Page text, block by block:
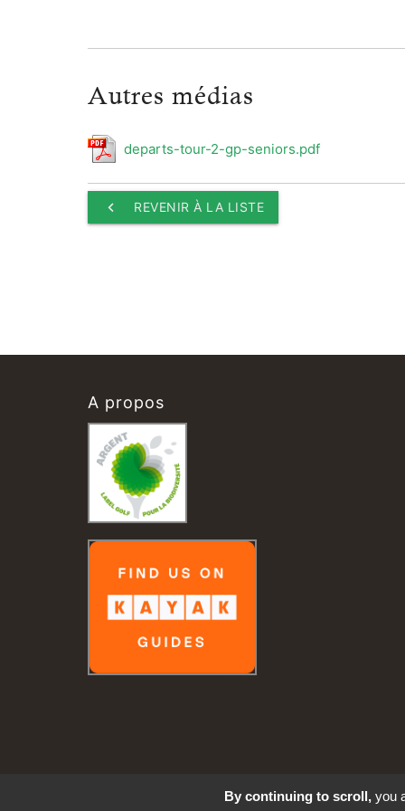
Autres médias
departs-tour-2-gp-seniors.pdf
keyboard_arrow_left REVENIR À LA LISTE
A propos
+33 4 94 66 81 02
By continuing to scroll,you